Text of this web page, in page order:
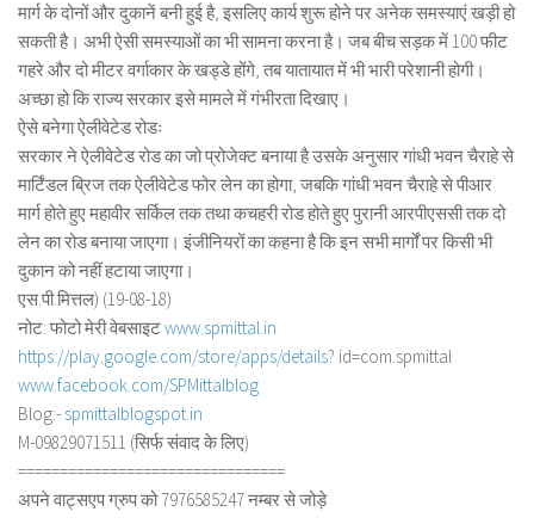
मार्ग के दोनों और दुकानें बनी हुई है, इसलिए कार्य शुरू होने पर अनेक समस्याएं खड़ी हो
सकती है। अभी ऐसी समस्याओं का भी सामना करना है। जब बीच सड़क में 100 फीट
गहरे और दो मीटर वर्गाकार के खड्डे होंगे, तब यातायात में भी भारी परेशानी होगी।
अच्छा हो कि राज्य सरकार इसे मामले में गंभीरता दिखाए।
ऐसे बनेगा ऐलीवेटेड रोडः
सरकार ने ऐलीवेटेड रोड का जो प्रोजेक्ट बनाया है उसके अनुसार गांधी भवन चैराहे से
मार्टिंडल ब्रिज तक ऐलीवेटेड फोर लेन का होगा, जबकि गांधी भवन चैराहे से पीआर
मार्ग होते हुए महावीर सर्किल तक तथा कचहरी रोड होते हुए पुरानी आरपीएससी तक दो
लेन का रोड बनाया जाएगा। इंजीनियरों का कहना है कि इन सभी मार्गों पर किसी भी
दुकान को नहीं हटाया जाएगा।
एस.पी.मित्तल) (19-08-18)
नोट: फोटो मेरी वेबसाइटwww.spmittal.in
https://play.google.com/store/apps/details? id=com.spmittal
www.facebook.com/SPMittalblog
Blog:- spmittalblogspot.in
M-09829071511 (सिर्फ संवाद के लिए)
================================
अपने वाट्सएप ग्रुप को 7976585247 नम्बर से जोड़े